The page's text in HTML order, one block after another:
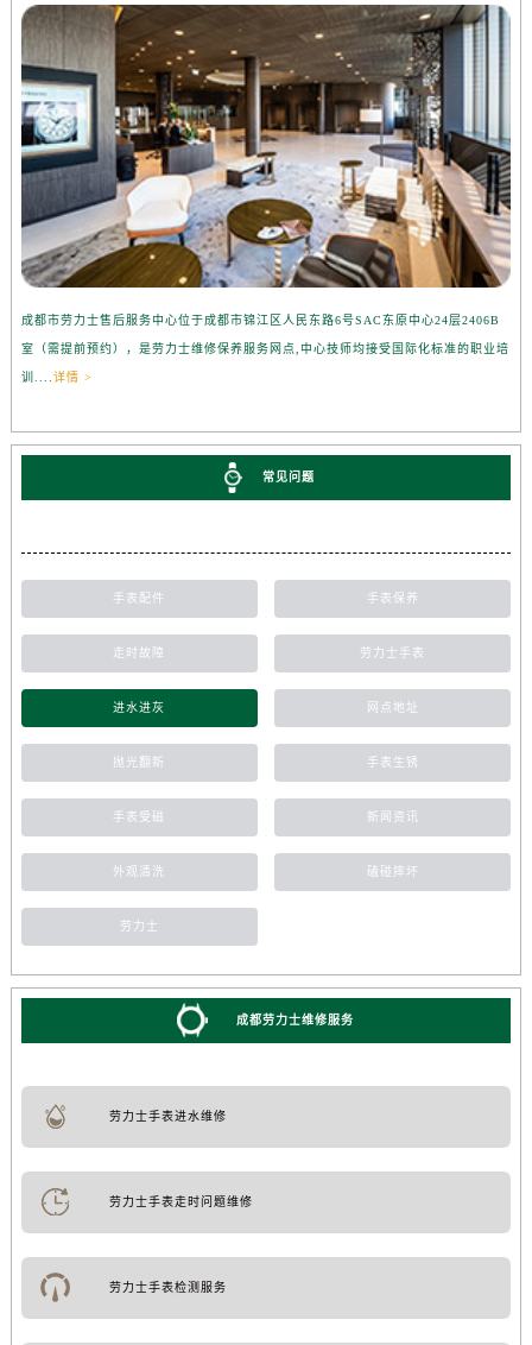
成都市劳力士售后服务中心位于成都市锦江区人民东路6号SAC东原中心24层2406B
室（需提前预约），是劳力士维修保养服务网点,中心技师均接受国际化标准的职业培
训....详情 >
常见问题
手表配件 手表保养
走时故障 劳力士手表
进水进灰 网点地址
抛光翻新 手表生锈
手表受磁 新闻资讯
外观清洗 磕碰摔坏
劳力士
成都劳力士维修服务
劳力士手表进水维修
劳力士手表走时问题维修
劳力士手表检测服务